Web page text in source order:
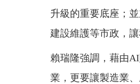
升級的重要底座；
建設維護等市政，
賴瑞隆強調，藉由
業，更要讓製造業